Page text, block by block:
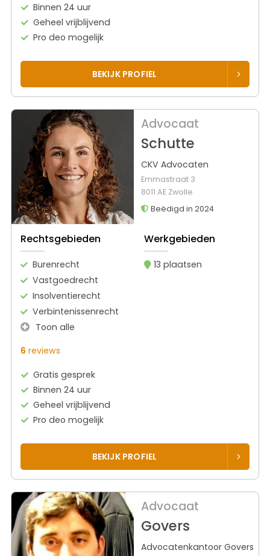
Binnen 24 uur
Geheel vrijblijvend
Pro deo mogelijk
BEKIJK PROFIEL
Advocaat
Schutte
CKV Advocaten
Emmastraat 3
8011 AE Zwolle
Beëdigd in 2024
Rechtsgebieden
Burenrecht
Vastgoedrecht
Insolventierecht
Verbintenissenrecht
Toon alle
Werkgebieden
13 plaatsen
6 reviews
Gratis gesprek
Binnen 24 uur
Geheel vrijblijvend
Pro deo mogelijk
BEKIJK PROFIEL
Advocaat
Govers
Advocatenkantoor Govers